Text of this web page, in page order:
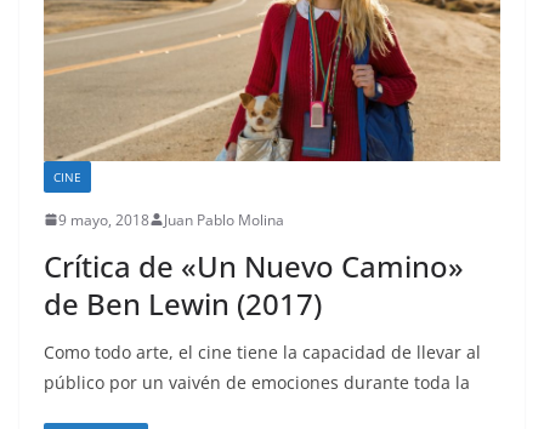
CINE
9 mayo, 2018 Juan Pablo Molina
Crítica de «Un Nuevo Camino»
de Ben Lewin (2017)
Como todo arte, el cine tiene la capacidad de llevar al
público por un vaivén de emociones durante toda la